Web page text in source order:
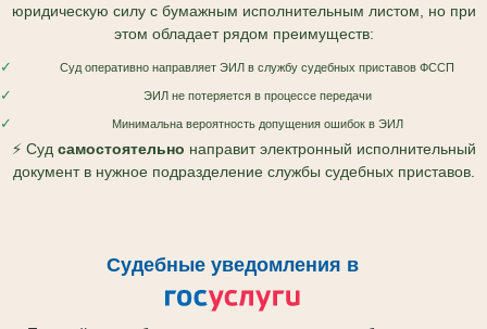
юридическую силу с бумажным исполнительным листом, но при
этом обладает рядом преимуществ:
✓ Суд оперативно направляет ЭИЛ в службу судебных приставов ФССП
✓ ЭИЛ не потеряется в процессе передачи
✓ Минимальна вероятность допущения ошибок в ЭИЛ
⚡ Суд самостоятельно направит электронный исполнительный
документ в нужное подразделение службы судебных приставов.
Судебные уведомления в